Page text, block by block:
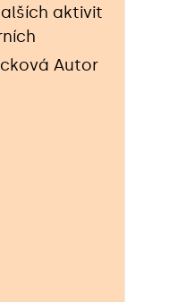
aktivit